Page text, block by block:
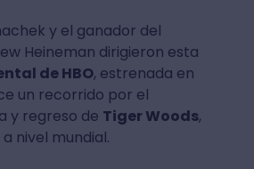
y el ganador del
Heineman dirigieron esta
de HBO, estrenada en
un recorrido por el
y regreso de Tiger Woods,
nivel mundial.